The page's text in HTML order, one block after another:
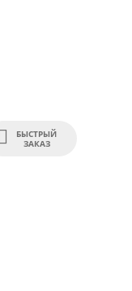
БЫСТРЫЙ
ЗАКАЗ